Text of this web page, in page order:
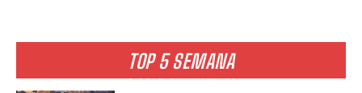
TOP 5 SEMANA